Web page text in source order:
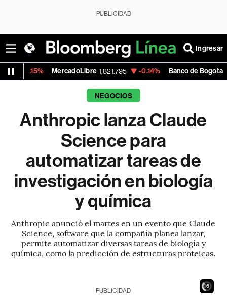
PUBLICIDAD
Ingresar
MercadoLibre 1,821.795 -0.14% Banco de Bogota 38,900.00
NEGOCIOS
Anthropic lanza Claude
Science para
automatizar tareas de
investigación en biología
y química
Anthropic anunció el martes en un evento que Claude
Science, software que la compañía planea lanzar,
permite automatizar diversas tareas de biología y
química, como la predicción de estructuras proteicas.
15
PUBLICIDAD